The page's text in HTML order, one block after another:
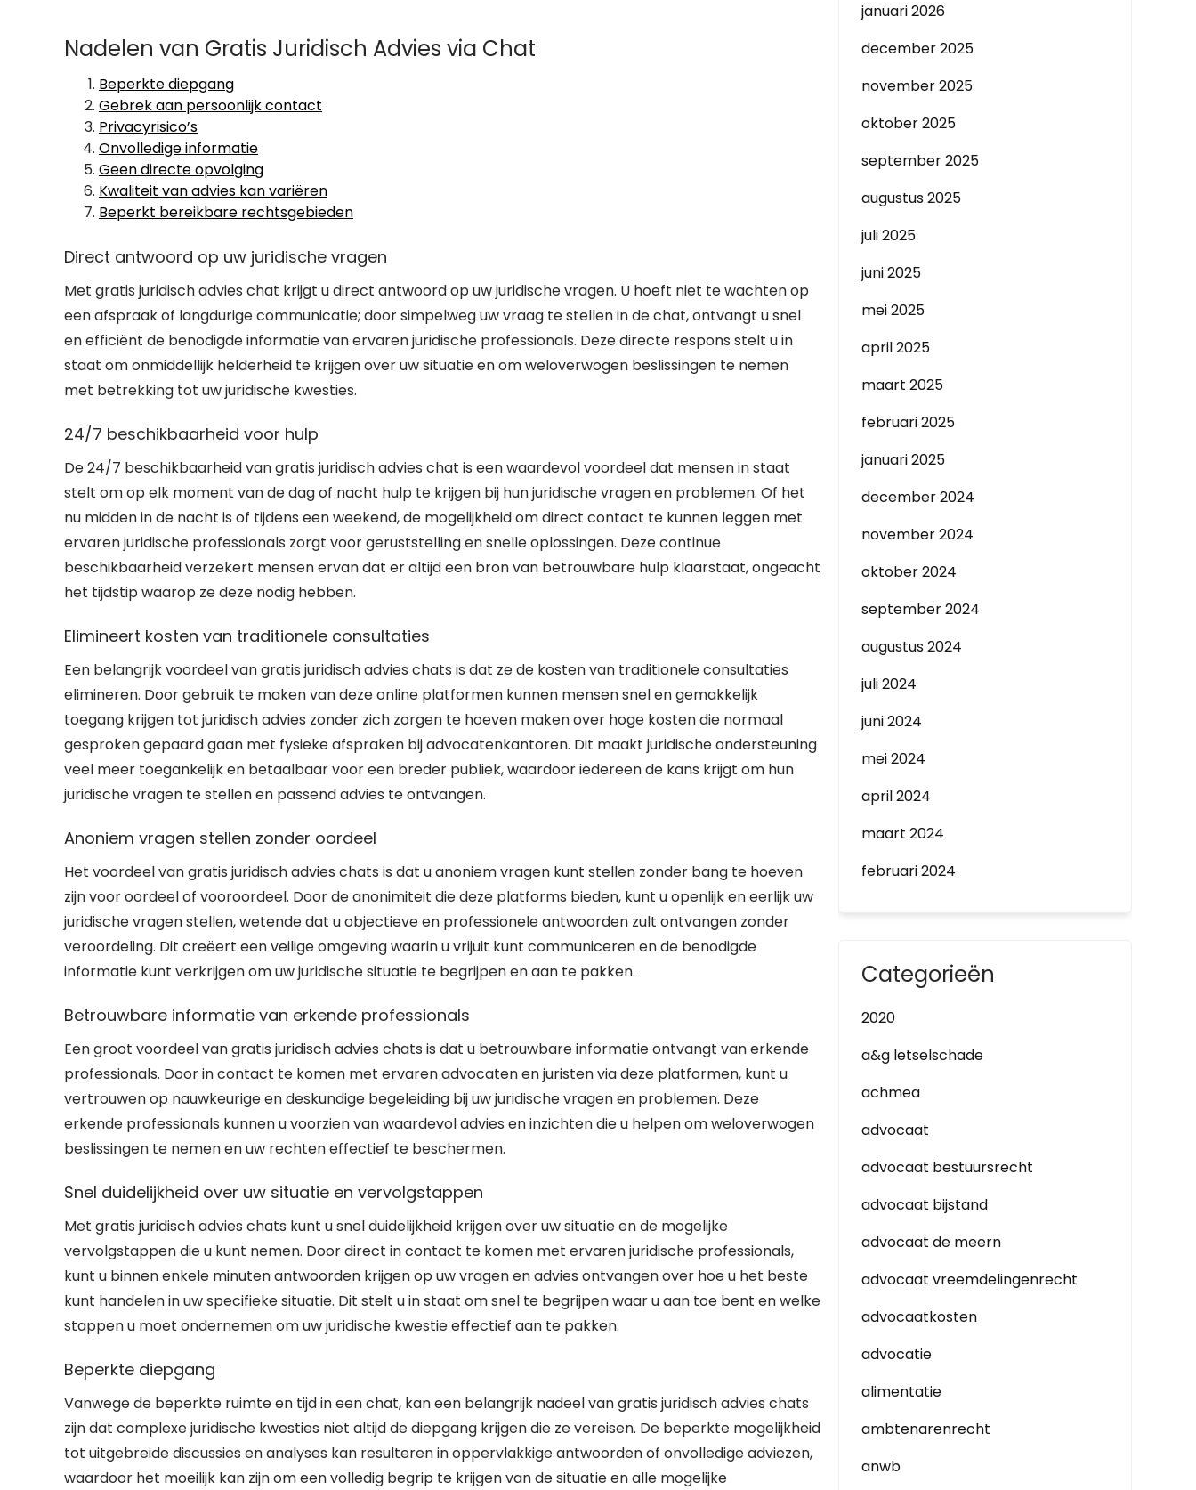
Nadelen van Gratis Juridisch Advies via Chat
Beperkte diepgang
Gebrek aan persoonlijk contact
Privacyrisico’s
Onvolledige informatie
Geen directe opvolging
Kwaliteit van advies kan variëren
Beperkt bereikbare rechtsgebieden
Direct antwoord op uw juridische vragen
Met gratis juridisch advies chat krijgt u direct antwoord op uw juridische vragen. U hoeft niet te wachten op
een afspraak of langdurige communicatie; door simpelweg uw vraag te stellen in de chat, ontvangt u snel
en efficiënt de benodigde informatie van ervaren juridische professionals. Deze directe respons stelt u in
staat om onmiddellijk helderheid te krijgen over uw situatie en om weloverwogen beslissingen te nemen
met betrekking tot uw juridische kwesties.
24/7 beschikbaarheid voor hulp
De 24/7 beschikbaarheid van gratis juridisch advies chat is een waardevol voordeel dat mensen in staat
stelt om op elk moment van de dag of nacht hulp te krijgen bij hun juridische vragen en problemen. Of het
nu midden in de nacht is of tijdens een weekend, de mogelijkheid om direct contact te kunnen leggen met
ervaren juridische professionals zorgt voor geruststelling en snelle oplossingen. Deze continue
beschikbaarheid verzekert mensen ervan dat er altijd een bron van betrouwbare hulp klaarstaat, ongeacht
het tijdstip waarop ze deze nodig hebben.
Elimineert kosten van traditionele consultaties
Een belangrijk voordeel van gratis juridisch advies chats is dat ze de kosten van traditionele consultaties
elimineren. Door gebruik te maken van deze online platformen kunnen mensen snel en gemakkelijk
toegang krijgen tot juridisch advies zonder zich zorgen te hoeven maken over hoge kosten die normaal
gesproken gepaard gaan met fysieke afspraken bij advocatenkantoren. Dit maakt juridische ondersteuning
veel meer toegankelijk en betaalbaar voor een breder publiek, waardoor iedereen de kans krijgt om hun
juridische vragen te stellen en passend advies te ontvangen.
Anoniem vragen stellen zonder oordeel
Het voordeel van gratis juridisch advies chats is dat u anoniem vragen kunt stellen zonder bang te hoeven
zijn voor oordeel of vooroordeel. Door de anonimiteit die deze platforms bieden, kunt u openlijk en eerlijk uw
juridische vragen stellen, wetende dat u objectieve en professionele antwoorden zult ontvangen zonder
veroordeling. Dit creëert een veilige omgeving waarin u vrijuit kunt communiceren en de benodigde
informatie kunt verkrijgen om uw juridische situatie te begrijpen en aan te pakken.
Betrouwbare informatie van erkende professionals
Een groot voordeel van gratis juridisch advies chats is dat u betrouwbare informatie ontvangt van erkende
professionals. Door in contact te komen met ervaren advocaten en juristen via deze platformen, kunt u
vertrouwen op nauwkeurige en deskundige begeleiding bij uw juridische vragen en problemen. Deze
erkende professionals kunnen u voorzien van waardevol advies en inzichten die u helpen om weloverwogen
beslissingen te nemen en uw rechten effectief te beschermen.
Snel duidelijkheid over uw situatie en vervolgstappen
Met gratis juridisch advies chats kunt u snel duidelijkheid krijgen over uw situatie en de mogelijke
vervolgstappen die u kunt nemen. Door direct in contact te komen met ervaren juridische professionals,
kunt u binnen enkele minuten antwoorden krijgen op uw vragen en advies ontvangen over hoe u het beste
kunt handelen in uw specifieke situatie. Dit stelt u in staat om snel te begrijpen waar u aan toe bent en welke
stappen u moet ondernemen om uw juridische kwestie effectief aan te pakken.
Beperkte diepgang
Vanwege de beperkte ruimte en tijd in een chat, kan een belangrijk nadeel van gratis juridisch advies chats
zijn dat complexe juridische kwesties niet altijd de diepgang krijgen die ze vereisen. De beperkte mogelijkheid
tot uitgebreide discussies en analyses kan resulteren in oppervlakkige antwoorden of onvolledige adviezen,
waardoor het moeilijk kan zijn om een volledig begrip te krijgen van de situatie en alle mogelijke
januari 2026
december 2025
november 2025
oktober 2025
september 2025
augustus 2025
juli 2025
juni 2025
mei 2025
april 2025
maart 2025
februari 2025
januari 2025
december 2024
november 2024
oktober 2024
september 2024
augustus 2024
juli 2024
juni 2024
mei 2024
april 2024
maart 2024
februari 2024
Categorieën
2020
a&g letselschade
achmea
advocaat
advocaat bestuursrecht
advocaat bijstand
advocaat de meern
advocaat vreemdelingenrecht
advocaatkosten
advocatie
alimentatie
ambtenarenrecht
anwb